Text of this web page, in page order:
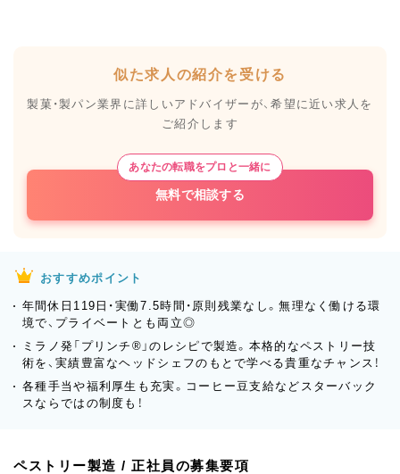
似た求人の紹介を受ける
製菓・製パン業界に詳しいアドバイザーが、希望に近い求人を
ご紹介します
あなたの転職をプロと一緒に
無料で相談する
おすすめポイント
年間休日119日・実働7.5時間・原則残業なし。無理なく働ける環
境で、プライベートとも両立◎
ミラノ発「プリンチ®」のレシピで製造。本格的なペストリー技
術を、実績豊富なヘッドシェフのもとで学べる貴重なチャンス！
各種手当や福利厚生も充実。コーヒー豆支給などスターバック
スならではの制度も！
ペストリー製造 / 正社員の募集要項